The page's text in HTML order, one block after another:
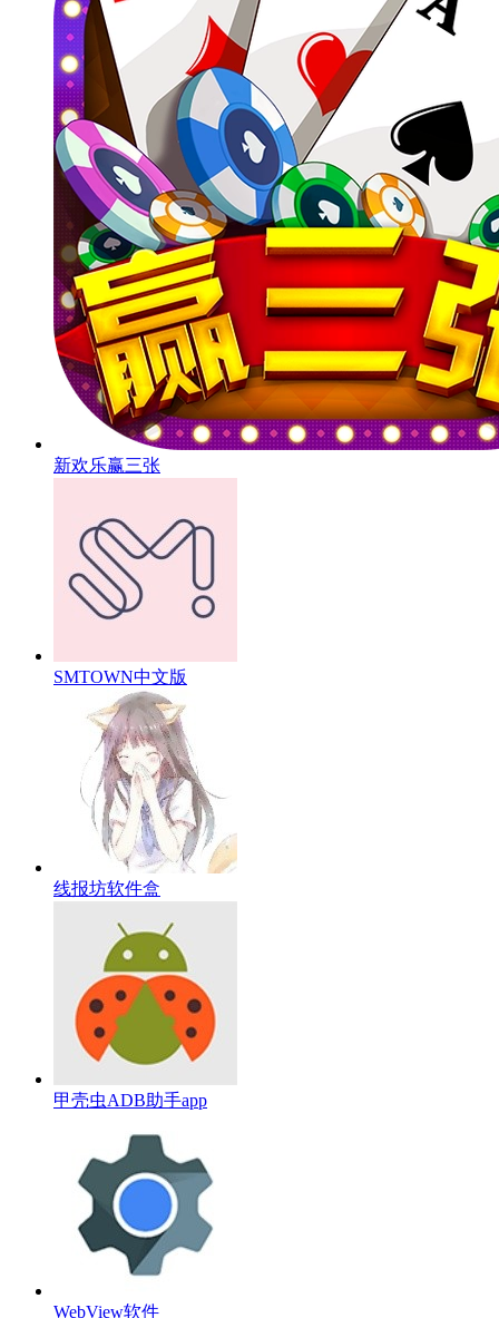
新欢乐赢三张
SMTOWN中文版
线报坊软件盒
甲壳虫ADB助手app
WebView软件